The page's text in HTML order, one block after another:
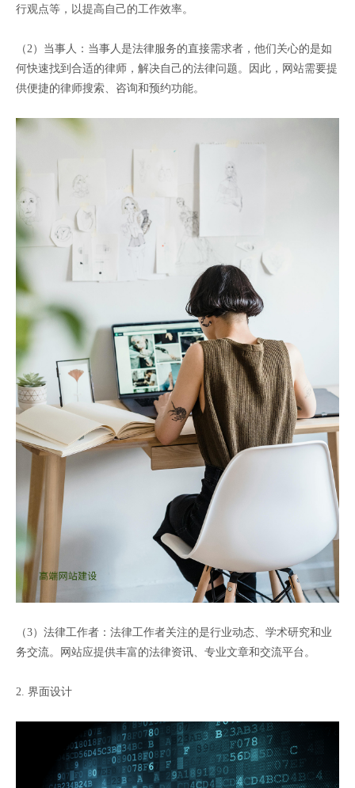
行观点等，以提高自己的工作效率。
（2）当事人：当事人是法律服务的直接需求者，他们关心的是如
何快速找到合适的律师，解决自己的法律问题。因此，网站需要提
供便捷的律师搜索、咨询和预约功能。
（3）法律工作者：法律工作者关注的是行业动态、学术研究和业
务交流。网站应提供丰富的法律资讯、专业文章和交流平台。
2. 界面设计